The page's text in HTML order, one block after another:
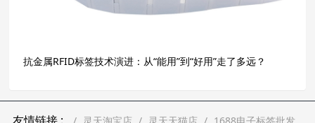
抗金属RFID标签技术演进：从“能用”到“好用”走了多远？